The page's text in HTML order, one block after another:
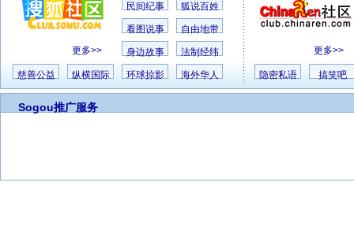
更多>>
民间纪事 狐说百姓
看图说事 自由地带
身边故事 法制经纬
慈善公益 纵横国际 环球掠影 海外华人
更多>>
隐密私语 搞笑吧
Sogou推广服务